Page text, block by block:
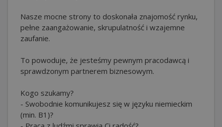
Nasze mocne strony to doskonała znajomość rynku,
pełne zaangażowanie, skrupulatność i wzajemne
zaufanie.
To powoduje, że jesteśmy pewnym pracodawcą i
sprawdzonym partnerem biznesowym.
Kogo szukamy?
- Swobodnie komunikujesz się w języku niemieckim
(min. B1)?